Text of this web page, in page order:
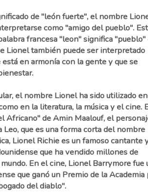
de "león fuerte", el nombre
como "amigo del pueblo".
francesa "leon" significa "pueblo"
Lionel también puede ser interpretado
en armonía con la gente y que se
el nombre Lionel ha sido utilizado en
en la literatura, la música y el cine.
Africano" de Amin Maalouf, el
que es una forma corta del nombre
Lionel Richie es un famoso cantante
que ha vendido millones de
En el cine, Lionel Barrymore fue
que ganó un Premio de la Academia
del diablo".